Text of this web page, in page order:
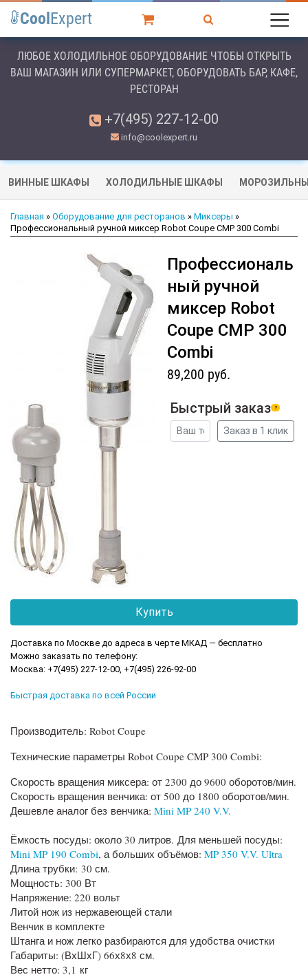
Cool Expert
ЛЮБОЕ ХОЛОДИЛЬНОЕ ОБОРУДОВАНИЕ ЧТОБЫ ОТКРЫТЬ
ВАШ МАГАЗИН ИЛИ СУПЕРМАРКЕТ, ОБОРУДОВАТЬ БАР, КАФЕ,
РЕСТОРАН
+7(495) 227-12-00
info@coolexpert.ru
ВИННЫЕ ШКАФЫ ХОЛОДИЛЬНЫЕ ШКАФЫ
Главная » Оборудование для ресторанов » Миксеры »
Профессиональный ручной миксер Robot Coupe CMP 300 Combi
Профессиональ
ный ручной
миксер Robot
Coupe CMP 300
Combi
89,200 руб.
Быстрый заказ ?
Доставка по Москве до адреса в черте МКАД — бесплатно
Можно заказать по телефону:
Москва: +7(495) 227-12-00, +7(495) 226-92-00
Быстрая доставка по всей России
Производитель: Robot Coupe
Технические параметры Robot Coupe CMP 300 Combi:
Скорость вращения миксера: от 2300 до 9600 оборотов/мин.
Скорость вращения венчика: от 500 до 1800 оборотов/мин.
Дешевле аналог без венчика: Mini MP 240 V.V.
Ёмкость посуды: около 30 литров. Для меньшей посуды:
Mini MP 190 Combi, а больших объёмов: MP 350 V.V. Ultra
Длина трубки: 30 см.
Мощность: 300 Вт
Напряжение: 220 вольт
Литой нож из нержавеющей стали
Венчик в комплекте
Штанга и нож легко разбираются для удобства очистки
Габариты: (ВхШхГ) 66х8х8 см.
Вес нетто: 3,1 кг